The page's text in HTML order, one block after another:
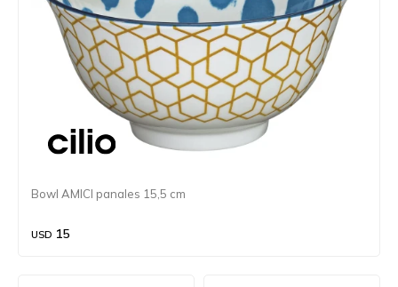
Bowl AMICI panales 15,5 cm
USD 15